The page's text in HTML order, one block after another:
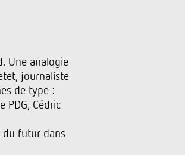
Une analogie
journaliste
de type :
Cédric
du futur dans